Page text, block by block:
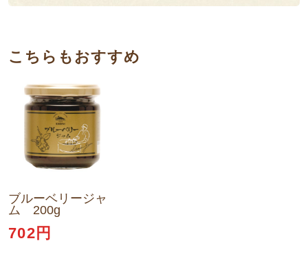
こちらもおすすめ
ブルーベリージャ
ム 200g
702円